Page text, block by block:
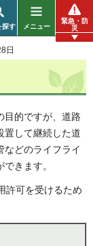
探す メニュー
緊急・防
災
日
目的ですが、道路
置して継続した道
などのライフライ
きます。
許可を受けるため